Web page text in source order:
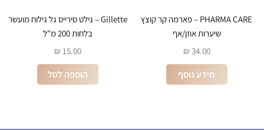
PHARMA CARE – פארמה קר קוצץ
שיערות אוזן/אף
34.00
₪
מידע נוסף
Gillette – גילט סירייס גל גילוח מועשר
בלחות 200 מ"ל
15.00
₪
הוספה לסל